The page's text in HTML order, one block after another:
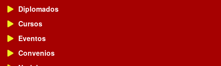
Diplomados
Cursos
Eventos
Convenios